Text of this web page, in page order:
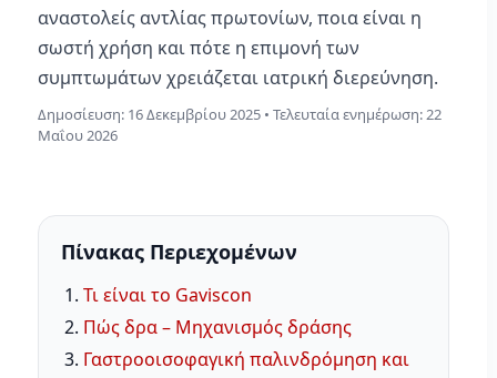
αναστολείς αντλίας πρωτονίων, ποια είναι η
σωστή χρήση και πότε η επιμονή των
συμπτωμάτων χρειάζεται ιατρική διερεύνηση.
Δημοσίευση: 16 Δεκεμβρίου 2025 • Τελευταία ενημέρωση:22
Μαΐου 2026
Πίνακας Περιεχομένων
Τι είναι το Gaviscon
Πώς δρα – Μηχανισμός δράσης
Γαστροοισοφαγική παλινδρόμηση και